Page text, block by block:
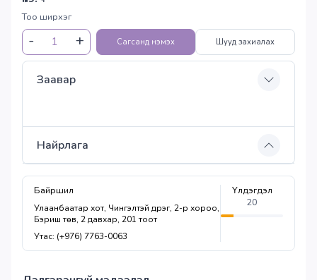
Тоо ширхэг
Сагсанд нэмэх Шууд захиалах
Заавар
Найрлага
Байршил
Улаанбаатар хот, Чингэлтэй дүүрэг, 2-р хороо,
Бэриш төв, 2 давхар, 201 тоот
Утас: (+976) 7763-0063
Үлдэгдэл
20